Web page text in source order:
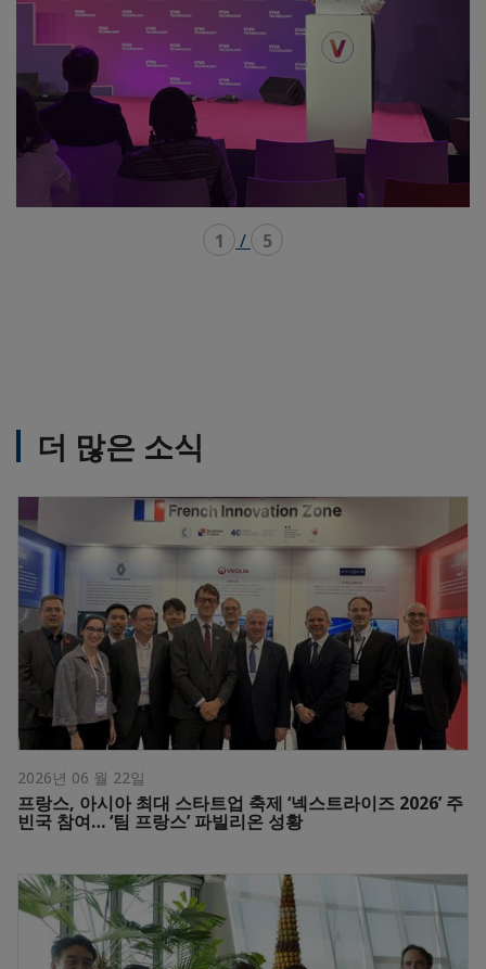
1 / 5
더 많은 소식
2026년 06 월 22일
프랑스, 아시아 최대 스타트업 축제 ‘넥스트라이즈 2026’ 주
빈국 참여… ‘팀 프랑스’ 파빌리온 성황